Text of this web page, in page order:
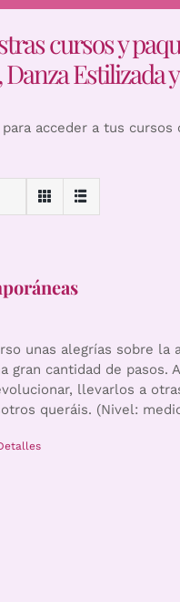
cursos y
Estilizada
para acceder a tus cursos
unas alegrías sobre la
gran cantidad de pasos.
llevarlos a
queráis. (Nivel: